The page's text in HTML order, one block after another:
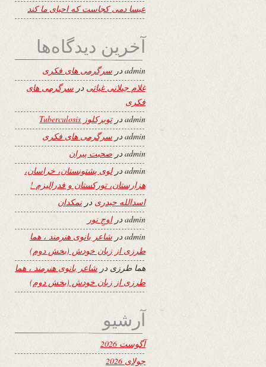
عیسا دمی کجاست که احیای ما کند
آخرین دیدگاه‌ها
adminدر سرگرمی های فکری
غلام جیلانی غیاثی در سرگرمی های
فکری
adminدرتوبرکلوز Tuberculosis
adminدر سرگرمی های فکری
adminدر صحبت پیران
adminدرلوی پشتونستان، خراسان،
هزارستان، تورکستان و فدرالیزم !
اسدالله حیدری درنمکدان
adminدراوجِ نور
adminدر شاعر بانوی هنرمند ، هما
طرزی از زبان خودش (بخش دوم)
هما طرزی در شاعر بانوی هنرمند ، هما
طرزی از زبان خودش (بخش دوم)
آرشیو
آگوست 2026
جولای 2026